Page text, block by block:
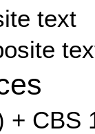
text
+ CBS